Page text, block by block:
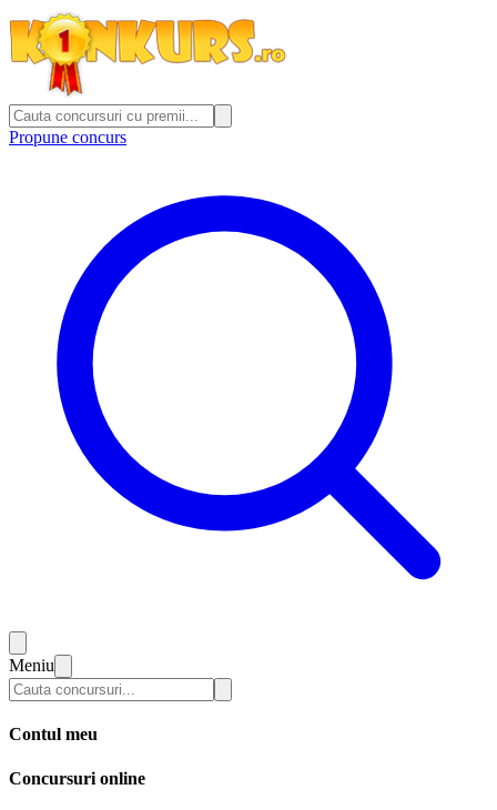
Propune concurs
Meniu
Contul meu
Concursuri online